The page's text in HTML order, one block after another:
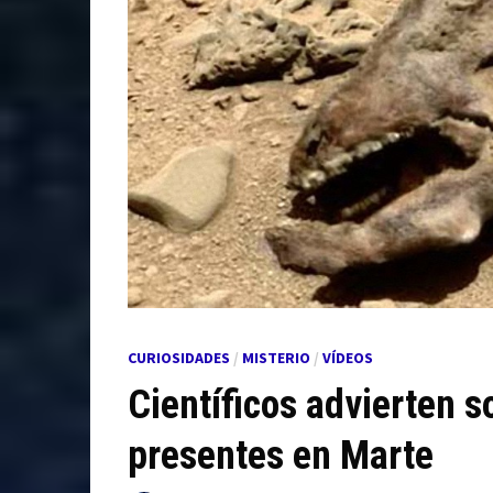
CURIOSIDADES / MISTERIO / VÍDEOS
Científicos advierten
presentes en Marte